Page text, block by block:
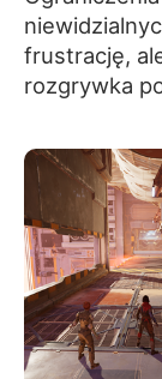
frustrację,
rozgrywka